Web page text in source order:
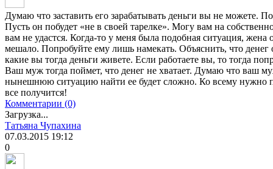
Думаю что заставить его зарабатывать деньги вы не можете.
Пусть он побудет «не в своей тарелке». Могу вам на
вам не удастся. Когда-то у меня была подобная ситуация,
мешало. Попробуйте ему лишь намекать. Объяснить, что денег
какие вы тогда деньги живете. Если работаете вы, то тогда
Ваш муж тогда поймет, что денег не хватает. Думаю что ваш
нынешнюю ситуацию найти ее будет сложно. Ко всему нужно
все получится!
Комментарии (0)
Загрузка...
Татьяна Чупахина
07.03.2015 19:12
0